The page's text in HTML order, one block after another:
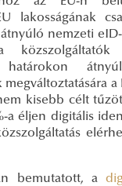
lakosságának
nemzeti
a
kisebb célt
a éljen digitális
bemutatott, a